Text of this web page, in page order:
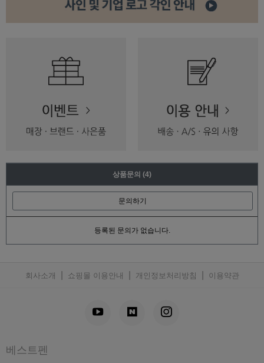
상품문의 (4)
문의하기
등록된 문의가 없습니다.
회사소개 쇼핑몰 이용안내 개인정보처리방침 이용약관
베스트펜